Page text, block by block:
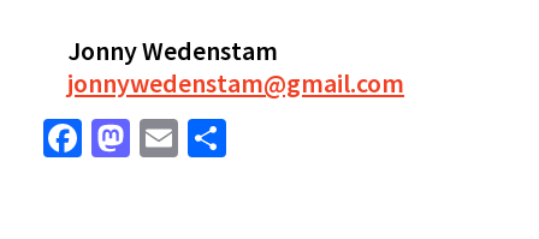
Jonny Wedenstam
jonnywedenstam@gmail.com
Facebook
Mastodon
Email